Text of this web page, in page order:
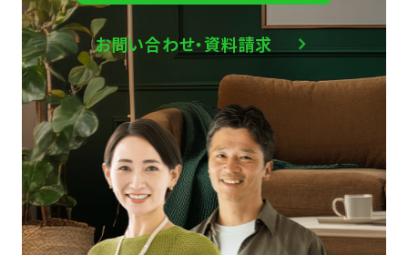
お問い合わせ・資料請求